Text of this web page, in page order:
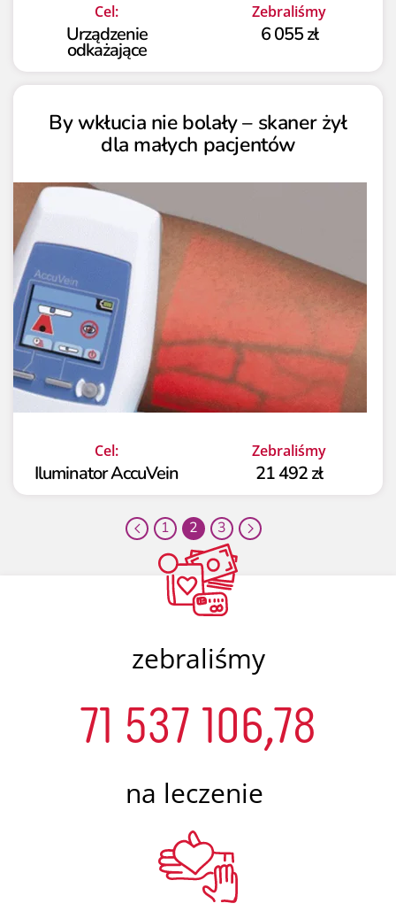
Cel:
Urządzenie
odkażające
Zebraliśmy
6 055 zł
By wkłucia nie bolały – skaner żył
dla małych pacjentów
Cel:
Iluminator AccuVein
Zebraliśmy
21 492 zł
1 2 3
zebraliśmy
71 537 106,78
na leczenie